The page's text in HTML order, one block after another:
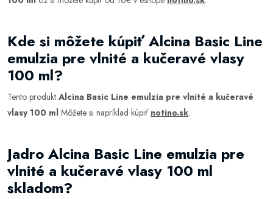
Kde si môžete kúpiť Alcina Basic Line
emulzia pre vlnité a kučeravé vlasy
100 ml?
Tento produkt Alcina Basic Line emulzia pre vlnité a kučeravé
vlasy 100 ml Môžete si napríklad kúpiť notino.sk.
Jadro Alcina Basic Line emulzia pre
vlnité a kučeravé vlasy 100 ml
skladom?